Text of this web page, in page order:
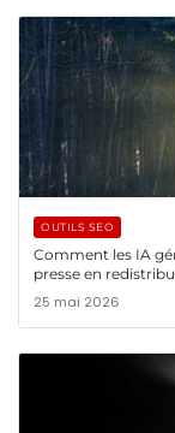
OUTILS SEO
Comment les IA
presse en
25 mai 2026